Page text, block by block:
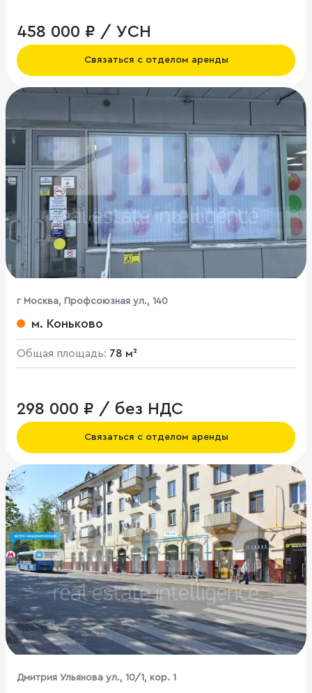
458 000 ₽ / УСН
Связаться с отделом аренды
г Москва, Профсоюзная ул., 140
м. Коньково
Общая площадь: 78 м²
298 000 ₽ / без НДС
Связаться с отделом аренды
Дмитрия Ульянова ул., 10/1, кор. 1